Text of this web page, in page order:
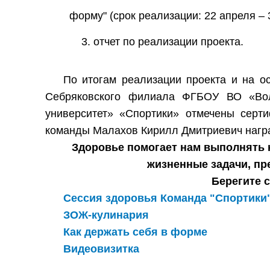
форму" (срок реализации: 22 апреля –
отчет по реализации проекта.
По итогам реализации проекта и на
Себряковского филиала ФГБОУ ВО
университет» «Спортики» отмечены
команды Малахов Кирилл Дмитриевич
Здоровье помогает нам выполнять
жизненные задачи,
Берегите
Сессия здоровья Команда
ЗОЖ-кулинария
Как держать себя в форме
Видеовизитка